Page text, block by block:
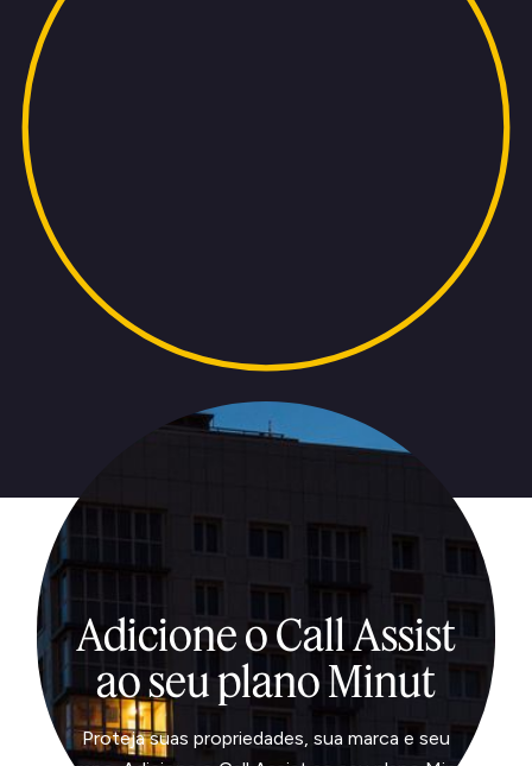
Adicione o Call Assist
ao seu plano Minut
Proteja suas propriedades, sua marca e seu